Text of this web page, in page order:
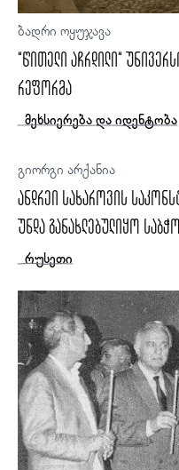
ბადრი ოყუჯავა
“წითელი აჩრდილი“
რეფორმა
მეხსიერება და იდენტობა
გიორგი არქანია
ანდრეი სახაროვის
უნდა განახლებულიყო
რუსეთი